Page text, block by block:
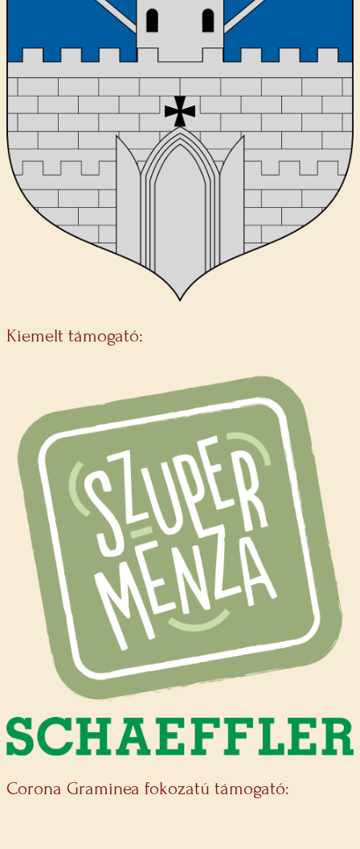
Kiemelt támogató:
Corona Graminea fokozatú támogató: